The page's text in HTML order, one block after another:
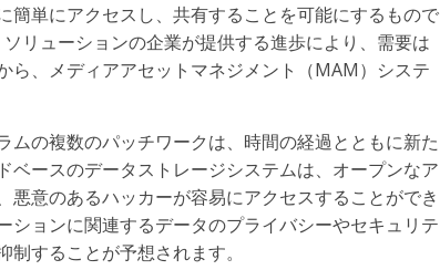
簡単にアクセスし、共有することを可能にするもので
リューションの企業が提供する進歩により、需要は
ら、メディアアセットマネジメント（MAM）システ
の複数のパッチワークは、時間の経過とともに新た
ースのデータストレージシステムは、オープンなア
意のあるハッカーが容易にアクセスすることができ
ションに関連するデータのプライバシーやセキュリテ
することが予想されます。